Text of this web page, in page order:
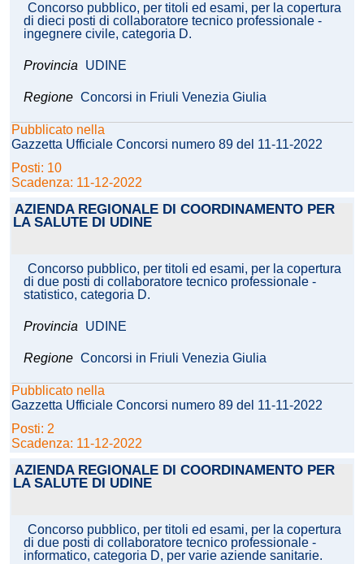
Concorso pubblico, per titoli ed esami, per la copertura
di dieci posti di collaboratore tecnico professionale -
ingegnere civile, categoria D.
Provincia UDINE
Regione Concorsi in Friuli Venezia Giulia
Pubblicato nella
Gazzetta Ufficiale Concorsi numero 89 del 11-11-2022
Posti: 10
Scadenza: 11-12-2022
AZIENDA REGIONALE DI COORDINAMENTO PER
LA SALUTE DI UDINE
Concorso pubblico, per titoli ed esami, per la copertura
di due posti di collaboratore tecnico professionale -
statistico, categoria D.
Provincia UDINE
Regione Concorsi in Friuli Venezia Giulia
Pubblicato nella
Gazzetta Ufficiale Concorsi numero 89 del 11-11-2022
Posti: 2
Scadenza: 11-12-2022
AZIENDA REGIONALE DI COORDINAMENTO PER
LA SALUTE DI UDINE
Concorso pubblico, per titoli ed esami, per la copertura
di due posti di collaboratore tecnico professionale -
informatico, categoria D, per varie aziende sanitarie.